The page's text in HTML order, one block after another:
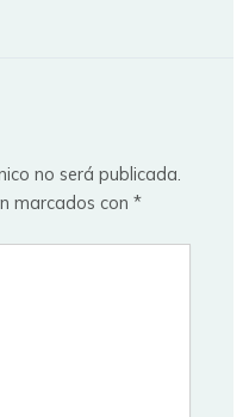
no será publicada.
marcados con*